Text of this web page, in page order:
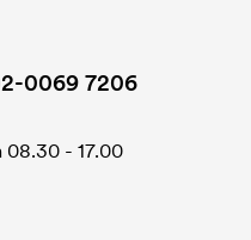
0069 7206
08.30 - 17.00